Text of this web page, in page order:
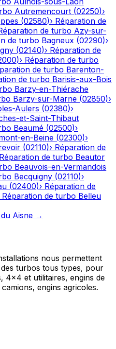
Autremencourt (02250)›
(02580)› Réparation de
de turbo Azy-sur-
de turbo Bagneux (02290)›
(02140)› Réparation de
)› Réparation de turbo
de turbo Barenton-
de turbo Barisis-aux-Bois
Barzy-en-Thiérache
Barzy-sur-Marne (02850)›
Aulers (02380)›
et-Saint-Thibaut
Beaumé (02500)›
en-Beine (02300)›
(02110)› Réparation de
Réparation de turbo Beautor
Beauvois-en-Vermandois
Becquigny (02110)›
(02400)› Réparation de
Réparation de turbo Belleu
Aisne →
nous permettent
turbos tous types, pour
4x4 et utilitaires, engins de
engins agricoles.